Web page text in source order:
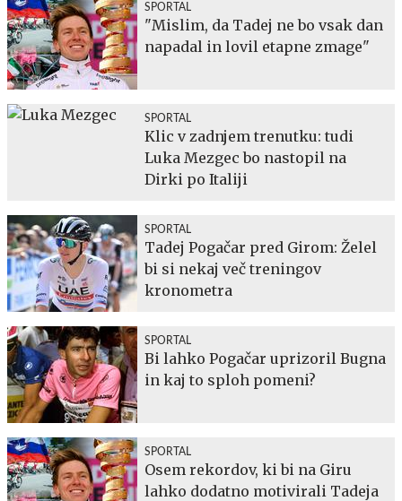
SPORTAL
"Mislim, da Tadej ne bo vsak dan
napadal in lovil etapne zmage"
SPORTAL
Klic v zadnjem trenutku: tudi
Luka Mezgec bo nastopil na
Dirki po Italiji
SPORTAL
Tadej Pogačar pred Girom: Želel
bi si nekaj več treningov
kronometra
SPORTAL
Bi lahko Pogačar uprizoril Bugna
in kaj to sploh pomeni?
SPORTAL
Osem rekordov, ki bi na Giru
lahko dodatno motivirali Tadeja